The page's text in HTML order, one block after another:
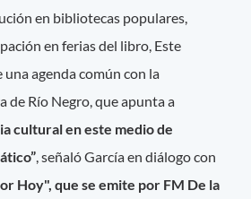
en bibliotecas populares,
en ferias del libro, Este
agenda común con la
de Río Negro, que apunta a
cultural en este medio de
, señaló García en diálogo con
Hoy", que se emite por FM De la